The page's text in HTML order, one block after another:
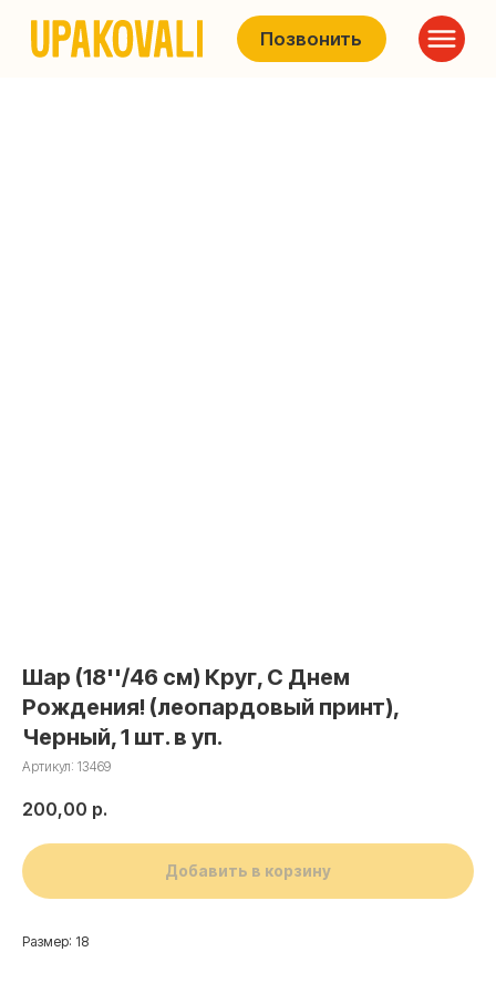
Позвонить
Шар (18''/46 см) Круг, С Днем
Рождения! (леопардовый принт),
Черный, 1 шт. в уп.
Артикул: 13469
200,00 р.
Добавить в корзину
Размер: 18